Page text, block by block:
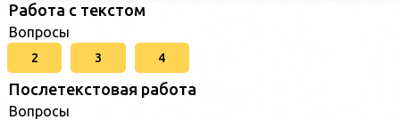
Работа с текстом
Вопросы
2 3 4
Послетекстовая работа
Вопросы